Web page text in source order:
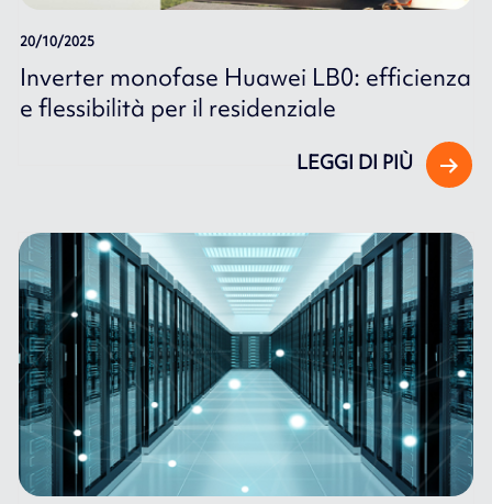
20/10/2025
Inverter monofase Huawei LB0: efficienza
e flessibilità per il residenziale
LEGGI DI PIÙ